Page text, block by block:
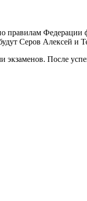
правилам Федерации
Серов Алексей и
экзаменов. После